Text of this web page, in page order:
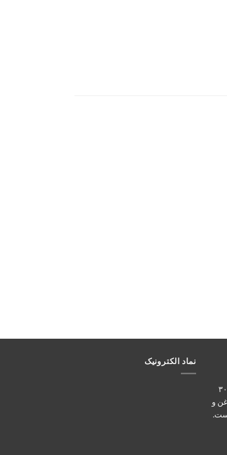
شرکت کیمیاکارسان با بیش از ۳۰
و
نماد الکترونیک